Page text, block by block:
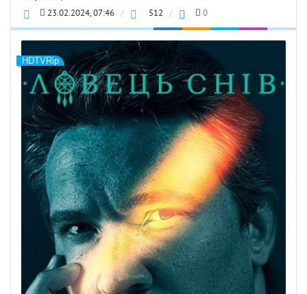
23.02.2024, 07:46 / 512 / 0
HDTVRip